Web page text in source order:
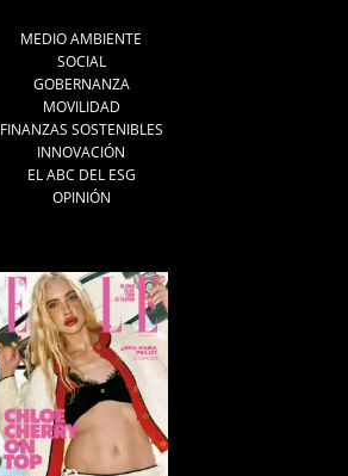
MEDIO AMBIENTE
SOCIAL
GOBERNANZA
MOVILIDAD
FINANZAS SOSTENIBLES
INNOVACIÓN
EL ABC DEL ESG
OPINIÓN